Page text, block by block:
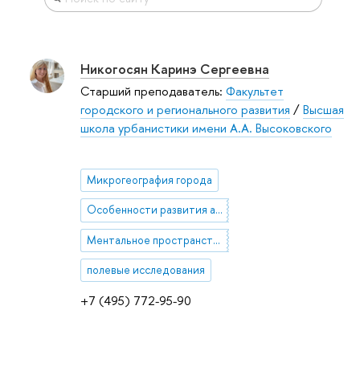
+7 (495) 772-95-90
Никогосян Каринэ Сергеевна
Старший преподаватель: Факультет
городского и регионального развития /Высшая
школа урбанистики имени А.А. Высоковского
Микрогеография города
Особенности развития агломерационных структур
Ментальное пространство города
полевые исследования